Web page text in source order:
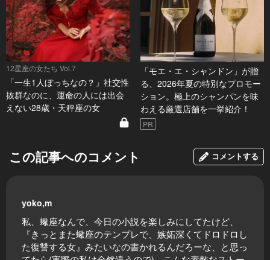
12星座の女たち Vol.7
「一生1人ぼっちなの？」社交性
抜群なのに、運命の人には出会
えない28歳・天秤座の女
「モエ・エ・シャンドン」が贈
る、2026年夏の特別なプロモー
ション。極上のシャンパンを味
わえる厳選店舗を一挙紹介！
PR
この記事へのコメント コメントする
yoko,m
私、蠍座なんで、今日の小説を楽しみにしてたけど、
『きっとまた蠍座のテンプレで、嫉妬深くてドロドロし
た復讐する女』みたいなの書かれるんだろーな、と思っ